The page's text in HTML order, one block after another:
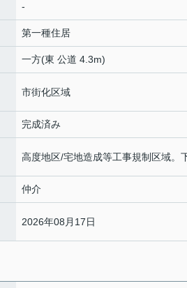
-
第一種住居
一方(東 公道 4.3m)
市街化区域
完成済み
高度地区/宅地造成等工事規制区域。
仲介
2026年08月17日